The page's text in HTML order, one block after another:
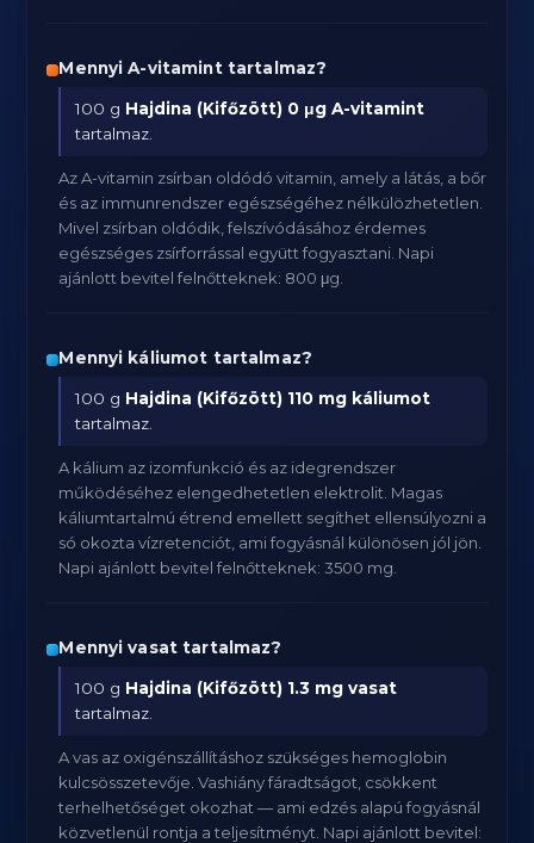
Mennyi A-vitamint tartalmaz?
100 g Hajdina (Kifőzött) 0 μg A-vitamint
tartalmaz.
Az A-vitamin zsírban oldódó vitamin, amely a látás, a bőr
és az immunrendszer egészségéhez nélkülözhetetlen.
Mivel zsírban oldódik, felszívódásához érdemes
egészséges zsírforrással együtt fogyasztani. Napi
ajánlott bevitel felnőtteknek: 800 μg.
Mennyi káliumot tartalmaz?
100 g Hajdina (Kifőzött) 110 mg káliumot
tartalmaz.
A kálium az izomfunkció és az idegrendszer
működéséhez elengedhetetlen elektrolit. Magas
káliumtartalmú étrend emellett segíthet ellensúlyozni a
só okozta vízretenciót, ami fogyásnál különösen jól jön.
Napi ajánlott bevitel felnőtteknek: 3500 mg.
Mennyi vasat tartalmaz?
100 g Hajdina (Kifőzött) 1.3 mg vasat
tartalmaz.
A vas az oxigénszállításhoz szükséges hemoglobin
kulcsösszetevője. Vashiány fáradtságot, csökkent
terhelhetőséget okozhat — ami edzés alapú fogyásnál
közvetlenül rontja a teljesítményt. Napi ajánlott bevitel: